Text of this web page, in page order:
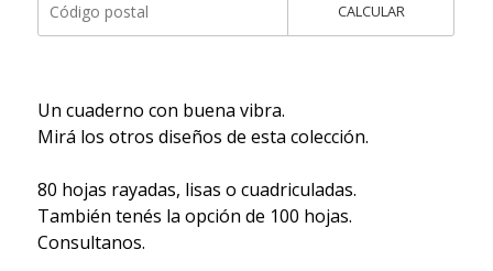
CALCULAR
Un cuaderno con buena vibra.
Mirá los otros diseños de esta colección.
80 hojas rayadas, lisas o cuadriculadas.
También tenés la opción de 100 hojas.
Consultanos.